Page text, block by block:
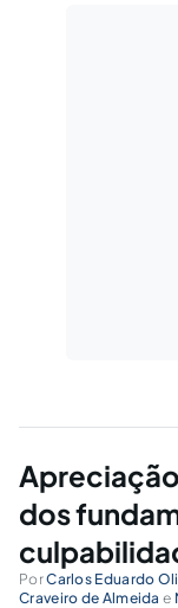
dos
PorCarlos Eduardo
Craveiro de Almeida e